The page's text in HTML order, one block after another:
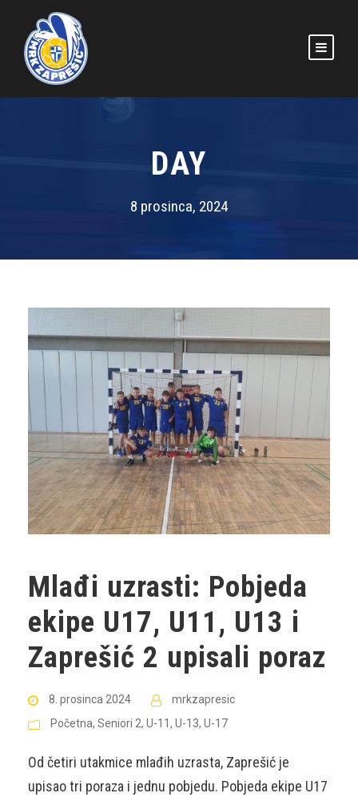
DAY
8 prosinca, 2024
Mlađi uzrasti: Pobjeda
ekipe U17, U11, U13 i
Zaprešić 2 upisali poraz
8. prosinca 2024
mrkzapresic
Početna, Seniori 2, U-11 , U-13, U-17
Od četiri utakmice mlađih uzrasta, Zaprešić je
upisao tri poraza i jednu pobjedu. Pobjeda ekipe U17